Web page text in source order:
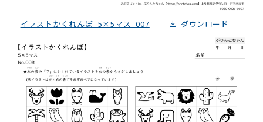
イラストかくれんぼ_5×5マス_007 ダウンロード